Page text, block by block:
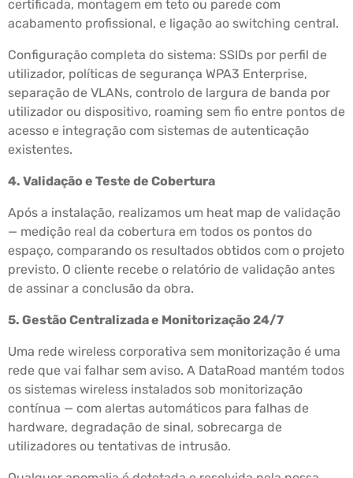
certificada, montagem em teto ou parede com
acabamento profissional, e ligação ao switching central.
Configuração completa do sistema: SSIDs por perfil de
utilizador, políticas de segurança WPA3 Enterprise,
separação de VLANs, controlo de largura de banda por
utilizador ou dispositivo, roaming sem fio entre pontos de
acesso e integração com sistemas de autenticação
existentes.
4. Validação e Teste de Cobertura
Após a instalação, realizamos um heat map de validação
— medição real da cobertura em todos os pontos do
espaço, comparando os resultados obtidos com o projeto
previsto. O cliente recebe o relatório de validação antes
de assinar a conclusão da obra.
5. Gestão Centralizada e Monitorização 24/7
Uma rede wireless corporativa sem monitorização é uma
rede que vai falhar sem aviso. A DataRoad mantém todos
os sistemas wireless instalados sob monitorização
contínua — com alertas automáticos para falhas de
hardware, degradação de sinal, sobrecarga de
utilizadores ou tentativas de intrusão.